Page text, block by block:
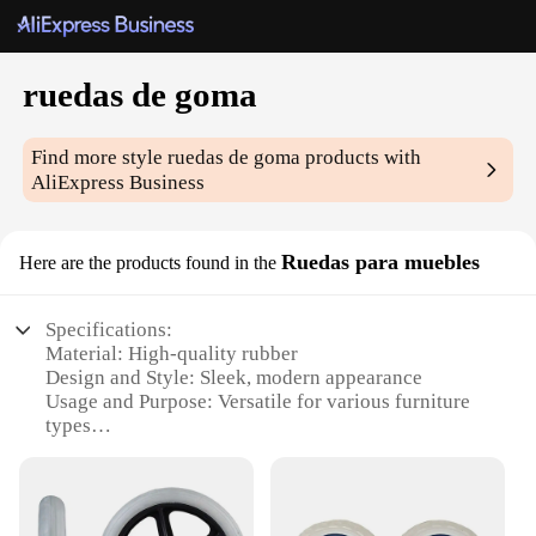
ruedas de goma
Find more styleruedas de goma products with
AliExpress Business
Here are the products found in the Ruedas para muebles
Specifications:
Material: High-quality rubber
Design and Style: Sleek, modern appearance
Usage and Purpose: Versatile for various furniture
types
Parts and Accessories: Includes complete sets of